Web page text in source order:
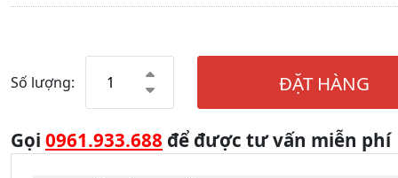
Số lượng: ĐẶT HÀNG
Gọi 0961.933.688 để được tư vấn miễn phí